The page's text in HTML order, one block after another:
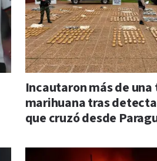
Incautaron más de
marihuana tras
que cruzó desde